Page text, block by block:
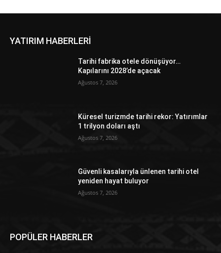
YATIRIM HABERLERİ
Tarihi fabrika otele dönüşüyor…
Kapılarını 2028’de açacak
Ağustos 7, 2026
Küresel turizmde tarihi rekor: Yatırımlar
1 trilyon doları aştı
Ağustos 7, 2026
Güvenli kasalarıyla ünlenen tarihi otel
yeniden hayat buluyor
Ağustos 7, 2026
POPÜLER HABERLER